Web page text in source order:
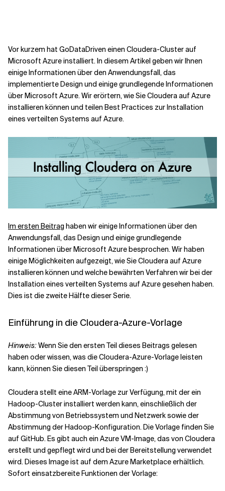
Verwandte Themen
Vor kurzem hat GoDataDriven einen Cloudera-Cluster auf
Microsoft Azure installiert. In diesem Artikel geben wir Ihnen
einige Informationen über den Anwendungsfall, das
implementierte Design und einige grundlegende Informationen
über Microsoft Azure. Wir erörtern, wie Sie Cloudera auf Azure
installieren können und teilen Best Practices zur Installation
eines verteilten Systems auf Azure.
Im ersten Beitrag haben wir einige Informationen über den
Anwendungsfall, das Design und einige grundlegende
Informationen über Microsoft Azure besprochen. Wir haben
einige Möglichkeiten aufgezeigt, wie Sie Cloudera auf Azure
installieren können und welche bewährten Verfahren wir bei der
Installation eines verteilten Systems auf Azure gesehen haben.
Dies ist die zweite Hälfte dieser Serie.
Einführung in die Cloudera-Azure-Vorlage
Hinweis:Wenn Sie den ersten Teil dieses Beitrags gelesen
haben oder wissen, was die Cloudera-Azure-Vorlage leisten
kann, können Sie diesen Teil überspringen :)
Cloudera stellt eine ARM-Vorlage zur Verfügung, mit der ein
Hadoop-Cluster installiert werden kann, einschließlich der
Abstimmung von Betriebssystem und Netzwerk sowie der
Abstimmung der Hadoop-Konfiguration. Die Vorlage finden Sie
auf GitHub. Es gibt auch ein Azure VM-Image, das von Cloudera
erstellt und gepflegt wird und bei der Bereitstellung verwendet
wird. Dieses Image ist auf dem Azure Marketplace erhältlich.
Sofort einsatzbereite Funktionen der Vorlage: